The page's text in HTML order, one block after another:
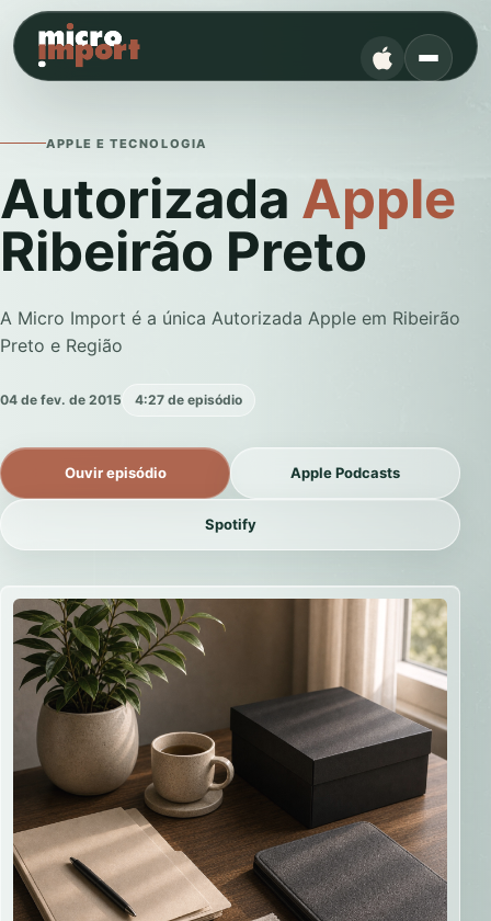
APPLE E TECNOLOGIA
Autorizada Apple
Ribeirão Preto
A Micro Import é a única Autorizada Apple em Ribeirão
Preto e Região
04 de fev. de 2015 4:27 de episódio
Ouvir episódio Apple Podcasts
Spotify